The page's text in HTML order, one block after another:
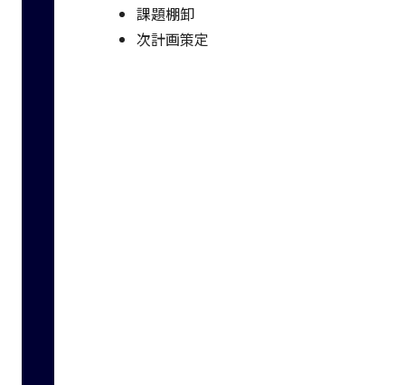
課題棚卸
次計画策定